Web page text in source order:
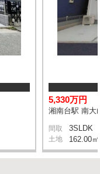
5,330万円
湘南台駅 南大
間取 3SLDK
土地 162.00㎡